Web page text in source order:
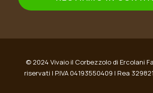
© 2024 Vivaio il Corbezzolo di Ercolani
riservati | P.IVA 04193550409 | Rea